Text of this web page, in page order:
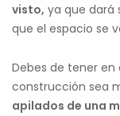
visto, ya que dará
que el espacio se
Debes de tener
construcción sea
apilados de una